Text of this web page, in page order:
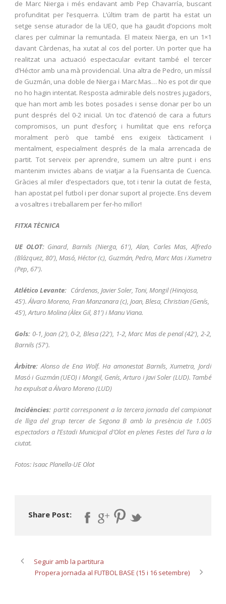
de Marc Nierga i més endavant amb Pep Chavarría, buscant
profunditat per l’esquerra. L’últim tram de partit ha estat un
setge sense aturador de la UEO, que ha gaudit d’opcions molt
clares per culminar la remuntada. El mateix Nierga, en un 1×1
davant Càrdenas, ha xutat al cos del porter. Un porter que ha
realitzat una actuació espectacular evitant també el tercer
d’Héctor amb una mà providencial. Una altra de Pedro, un míssil
de Guzmán, una doble de Nierga i Marc Mas… No es pot dir que
no ho hagin intentat. Resposta admirable dels nostres jugadors,
que han mort amb les botes posades i sense donar per bo un
punt després del 0-2 inicial. Un toc d’atenció de cara a futurs
compromisos, un punt d’esforç i humilitat que ens reforça
moralment però que també ens exigeix tàcticament i
mentalment, especialment després de la mala arrencada de
partit. Tot serveix per aprendre, sumem un altre punt i ens
mantenim invictes abans de viatjar a la Fuensanta de Cuenca.
Gràcies al miler d’espectadors que, tot i tenir la ciutat de festa,
han apostat pel futbol i per donar suport al projecte. Ens devem
a vosaltres i treballarem per fer-ho millor!
FITXA TÈCNICA
UE OLOT: Ginard, Barnils (Nierga, 61′), Alan, Carles Mas, Alfredo
(Blázquez, 80′), Masó, Héctor (c), Guzmán, Pedro, Marc Mas i Xumetra
(Pep, 67′).
Atlético Levante: Cárdenas, Javier Soler, Toni, Mongil (Hinojosa,
45′). Álvaro Moreno, Fran Manzanara (c), Joan, Blesa, Christian (Genís,
45′), Arturo Molina (Àlex Gil, 81′) i Manu Viana.
Gols: 0-1, Joan (2′), 0-2, Blesa (22′), 1-2, Marc Mas de penal (42′), 2-2,
Barnils (57′).
Àrbitre: Alonso de Ena Wolf. Ha amonestat Barnils, Xumetra, Jordi
Masó i Guzmán (UEO) i Mongil, Genís, Arturo i Javi Soler (LUD). També
ha expulsat a Álvaro Moreno (LUD)
Incidències: partit corresponent a la tercera jornada del campionat
de lliga del grup tercer de Segona B amb la presència de 1.005
espectadors a l’Estadi Municipal d’Olot en plenes Festes del Tura a la
ciutat.
Fotos: Isaac Planella-UE Olot
Share Post:
Seguir amb la partitura
Propera jornada al FUTBOL BASE (15 i 16 setembre)